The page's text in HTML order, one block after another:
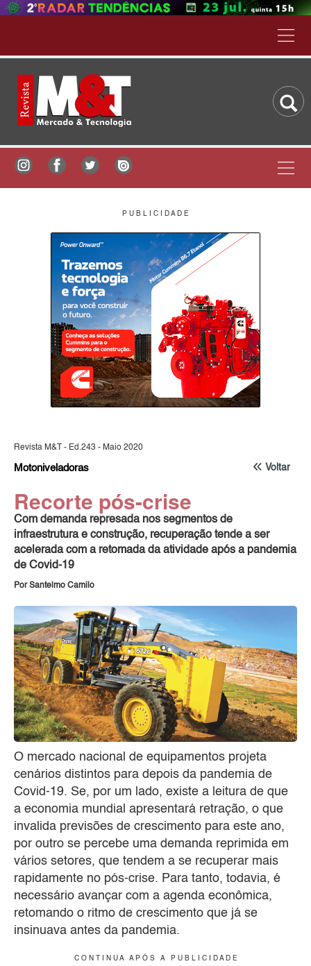
P U B L I C I D A D E
Revista M&T - Ed.243 - Maio 2020
Voltar
Motoniveladoras
Recorte pós-crise
Com demanda represada nos segmentos de
infraestrutura e construção, recuperação tende a ser
acelerada com a retomada da atividade após a pandemia
de Covid-19
Por Santelmo Camilo
O mercado nacional de equipamentos projeta
cenários distintos para depois da pandemia de
Covid-19. Se, por um lado, existe a leitura de que
a economia mundial apresentará retração, o que
invalida previsões de crescimento para este ano,
por outro se percebe uma demanda reprimida em
vários setores, que tendem a se recuperar mais
rapidamente no pós-crise. Para tanto, todavia, é
necessário avançar com a agenda econômica,
retomando o ritmo de crescimento que já se
insinuava antes da pandemia.
C O N T I N U A A P Ó S A P U B L I C I D A D E